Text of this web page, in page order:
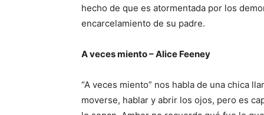
hecho de que es atormentada por los
encarcelamiento de su padre.
A veces miento – Alice Feeney
“A veces miento” nos habla de una chica
moverse, hablar y abrir los ojos, pero es